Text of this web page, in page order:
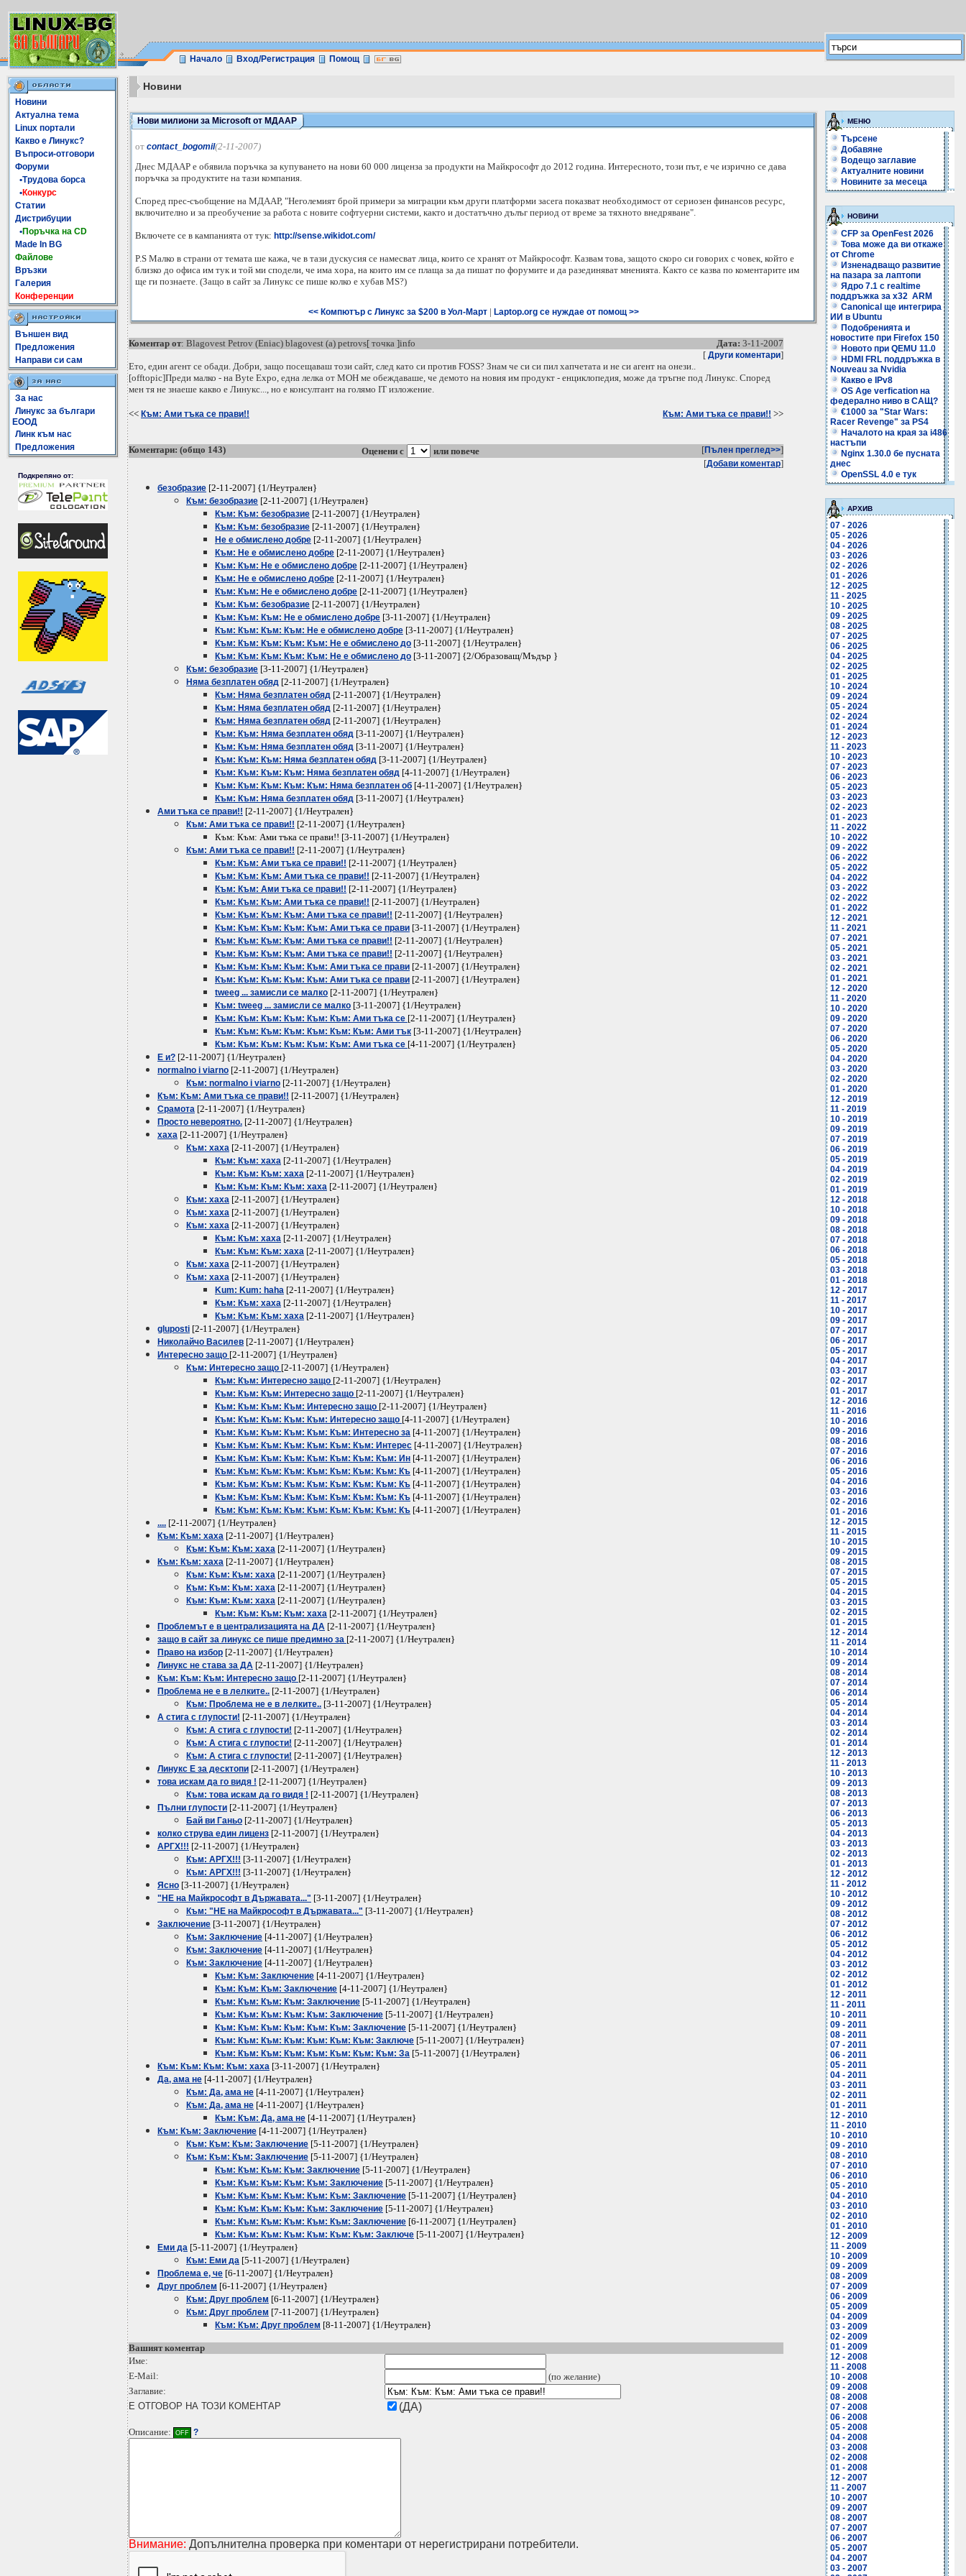
Начало Вход/Регистрация Помощ
Новини
Актуална тема
Linux портали
Какво е Линукс?
Въпроси-отговори
Форуми
•Трудова борса
•Конкурс
Статии
Дистрибуции
•Поръчка на CD
Made In BG
Файлове
Връзки
Галерия
Конференции
Външен вид
Предложения
Направи си сам
За нас
Линукс за българи
ЕООД
Линк към нас
Предложения
Подкрепяно от:
Новини
Нови милиони за Microsoft от МДААР
от contact_bogomil(2-11-2007)
Днес МДААР е обявила поръчка за купуването на нови 60 000 лиценза за продукти на Майкрософт до 2012 година. Интересното, този път, е че изрично се дава
поръчка за продуктите на тази компания.
Според прес-съобщение на МДААР, "Неголемият брой примери за миграции към други платформи засега показват необходимост от сериозен финансов ресурс,
включително и за преобучение за работа с новите софтуерни системи, както и достатъчно дълъг период от време за тяхното внедряване".
Включете се в кампанията от тук: http://sense.wikidot.com/
P.S Малко в страни от темата ше кажа, че в тази дускусия се намесват лица, които се хранят от Майкрософт. Казвам това, защото скоро си говорих с човек, който е
близко до офиса им тук и той ми сподели, че има хора, на които им се плаща за да пишат по форумите и да разединяват мненията. Както се казва по коментарите им
ще ги познаете. (Защо в сайт за Линукс се пише колко е хубав MS?)
<< Компютър с Линукс за $200 в Уол-Март| Laptop.org се нуждае от помощ >>
Коментар от: Blagovest Petrov (Eniac) blagovest (a) petrovs[ точка ]info Дата: 3-11-2007
[ Други коментари]
Ето, един агент се обади. Добри, защо посещаваш този сайт, след като си против FOSS? Знам че си си пил хапчетата и не си агент на онези..
[offtopic]Преди малко - на Byte Expo, една лелка от МОН ме обеждаваше, че демото на новия им продукт - енциклопедия, може да тръгне под Линукс. Според
мен тя не знаеше какво е Линукс..., но е консултант на голямо IT изложение.
<< Към: Ами тъка се прави!! Към: Ами тъка се прави!! >>
Коментари: (общо 143) Оценени с или повече [Пълен преглед>>]
[Добави коментар]
безобразие [2-11-2007] {1/Неутрален}
Към: безобразие [2-11-2007] {1/Неутрален}
Към: Към: безобразие [2-11-2007] {1/Неутрален}
Към: Към: безобразие [2-11-2007] {1/Неутрален}
Не е обмислено добре [2-11-2007] {1/Неутрален}
Към: Не е обмислено добре [2-11-2007] {1/Неутрален}
Към: Към: Не е обмислено добре [2-11-2007] {1/Неутрален}
Към: Не е обмислено добре [2-11-2007] {1/Неутрален}
Към: Към: Не е обмислено добре [2-11-2007] {1/Неутрален}
Към: Към: безобразие [2-11-2007] {1/Неутрален}
Към: Към: Към: Не е обмислено добре [3-11-2007] {1/Неутрален}
Към: Към: Към: Към: Не е обмислено добре [3-11-2007] {1/Неутрален}
Към: Към: Към: Към: Към: Не е обмислено до [3-11-2007] {1/Неутрален}
Към: Към: Към: Към: Към: Не е обмислено до [3-11-2007] {2/Образоващ/Мъдър }
Към: безобразие [3-11-2007] {1/Неутрален}
Няма безплатен обяд [2-11-2007] {1/Неутрален}
Към: Няма безплатен обяд [2-11-2007] {1/Неутрален}
Към: Няма безплатен обяд [2-11-2007] {1/Неутрален}
Към: Няма безплатен обяд [2-11-2007] {1/Неутрален}
Към: Към: Няма безплатен обяд [3-11-2007] {1/Неутрален}
Към: Към: Няма безплатен обяд [3-11-2007] {1/Неутрален}
Към: Към: Към: Няма безплатен обяд [3-11-2007] {1/Неутрален}
Към: Към: Към: Към: Няма безплатен обяд [4-11-2007] {1/Неутрален}
Към: Към: Към: Към: Към: Няма безплатен об [4-11-2007] {1/Неутрален}
Към: Към: Няма безплатен обяд [3-11-2007] {1/Неутрален}
Ами тъка се прави!! [2-11-2007] {1/Неутрален}
Към: Ами тъка се прави!! [2-11-2007] {1/Неутрален}
Към: Към: Ами тъка се прави!! [3-11-2007] {1/Неутрален}
Към: Ами тъка се прави!! [2-11-2007] {1/Неутрален}
Към: Към: Ами тъка се прави!! [2-11-2007] {1/Неутрален}
Към: Към: Към: Ами тъка се прави!! [2-11-2007] {1/Неутрален}
Към: Към: Ами тъка се прави!! [2-11-2007] {1/Неутрален}
Към: Към: Към: Ами тъка се прави!! [2-11-2007] {1/Неутрален}
Към: Към: Към: Към: Ами тъка се прави!! [2-11-2007] {1/Неутрален}
Към: Към: Към: Към: Към: Ами тъка се прави [3-11-2007] {1/Неутрален}
Към: Към: Към: Към: Ами тъка се прави!! [2-11-2007] {1/Неутрален}
Към: Към: Към: Към: Ами тъка се прави!! [2-11-2007] {1/Неутрален}
Към: Към: Към: Към: Към: Ами тъка се прави [2-11-2007] {1/Неутрален}
Към: Към: Към: Към: Към: Ами тъка се прави [2-11-2007] {1/Неутрален}
tweeg ... замисли се малко [2-11-2007] {1/Неутрален}
Към: tweeg ... замисли се малко [3-11-2007] {1/Неутрален}
Към: Към: Към: Към: Към: Към: Ами тъка се [2-11-2007] {1/Неутрален}
Към: Към: Към: Към: Към: Към: Към: Ами тък [3-11-2007] {1/Неутрален}
Към: Към: Към: Към: Към: Към: Ами тъка се [4-11-2007] {1/Неутрален}
Е и? [2-11-2007] {1/Неутрален}
normalno i viarno [2-11-2007] {1/Неутрален}
Към: normalno i viarno [2-11-2007] {1/Неутрален}
Към: Към: Ами тъка се прави!! [2-11-2007] {1/Неутрален}
Срамота [2-11-2007] {1/Неутрален}
Просто невероятно. [2-11-2007] {1/Неутрален}
хаха [2-11-2007] {1/Неутрален}
Към: хаха [2-11-2007] {1/Неутрален}
Към: Към: хаха [2-11-2007] {1/Неутрален}
Към: Към: Към: хаха [2-11-2007] {1/Неутрален}
Към: Към: Към: Към: хаха [2-11-2007] {1/Неутрален}
Към: хаха [2-11-2007] {1/Неутрален}
Към: хаха [2-11-2007] {1/Неутрален}
Към: хаха [2-11-2007] {1/Неутрален}
Към: Към: хаха [2-11-2007] {1/Неутрален}
Към: Към: Към: хаха [2-11-2007] {1/Неутрален}
Към: хаха [2-11-2007] {1/Неутрален}
Към: хаха [2-11-2007] {1/Неутрален}
Kum: Kum: haha [2-11-2007] {1/Неутрален}
Към: Към: хаха [2-11-2007] {1/Неутрален}
Към: Към: Към: хаха [2-11-2007] {1/Неутрален}
gluposti [2-11-2007] {1/Неутрален}
Николайчо Василев [2-11-2007] {1/Неутрален}
Интересно защо [2-11-2007] {1/Неутрален}
Към: Интересно защо [2-11-2007] {1/Неутрален}
Към: Към: Интересно защо [2-11-2007] {1/Неутрален}
Към: Към: Към: Интересно защо [2-11-2007] {1/Неутрален}
Към: Към: Към: Към: Интересно защо [2-11-2007] {1/Неутрален}
Към: Към: Към: Към: Към: Интересно защо [4-11-2007] {1/Неутрален}
Към: Към: Към: Към: Към: Към: Интересно за [4-11-2007] {1/Неутрален}
Към: Към: Към: Към: Към: Към: Към: Интерес [4-11-2007] {1/Неутрален}
Към: Към: Към: Към: Към: Към: Към: Към: Ин [4-11-2007] {1/Неутрален}
Към: Към: Към: Към: Към: Към: Към: Към: Къ [4-11-2007] {1/Неутрален}
Към: Към: Към: Към: Към: Към: Към: Към: Къ [4-11-2007] {1/Неутрален}
Към: Към: Към: Към: Към: Към: Към: Към: Къ [4-11-2007] {1/Неутрален}
Към: Към: Към: Към: Към: Към: Към: Към: Къ [4-11-2007] {1/Неутрален}
.... [2-11-2007] {1/Неутрален}
Към: Към: хаха [2-11-2007] {1/Неутрален}
Към: Към: Към: хаха [2-11-2007] {1/Неутрален}
Към: Към: хаха [2-11-2007] {1/Неутрален}
Към: Към: Към: хаха [2-11-2007] {1/Неутрален}
Към: Към: Към: хаха [2-11-2007] {1/Неутрален}
Към: Към: Към: хаха [2-11-2007] {1/Неутрален}
Към: Към: Към: Към: хаха [2-11-2007] {1/Неутрален}
Проблемът е в централизацията на ДА [2-11-2007] {1/Неутрален}
защо в сайт за линукс се пише предимно за [2-11-2007] {1/Неутрален}
Право на избор [2-11-2007] {1/Неутрален}
Линукс не става за ДА [2-11-2007] {1/Неутрален}
Към: Към: Към: Интересно защо [2-11-2007] {1/Неутрален}
Проблема не е в лелките.. [2-11-2007] {1/Неутрален}
Към: Проблема не е в лелките.. [3-11-2007] {1/Неутрален}
А стига с глупости! [2-11-2007] {1/Неутрален}
Към: А стига с глупости! [2-11-2007] {1/Неутрален}
Към: А стига с глупости! [2-11-2007] {1/Неутрален}
Към: А стига с глупости! [2-11-2007] {1/Неутрален}
Линукс Е за десктопи [2-11-2007] {1/Неутрален}
това искам да го видя ! [2-11-2007] {1/Неутрален}
Към: това искам да го видя ! [2-11-2007] {1/Неутрален}
Пълни глупости [2-11-2007] {1/Неутрален}
Бай ви Ганьо [2-11-2007] {1/Неутрален}
колко струва един лиценз [2-11-2007] {1/Неутрален}
АРГХ!!! [2-11-2007] {1/Неутрален}
Към: АРГХ!!! [3-11-2007] {1/Неутрален}
Към: АРГХ!!! [3-11-2007] {1/Неутрален}
Ясно [3-11-2007] {1/Неутрален}
"НЕ на Майкрософт в Държавата..." [3-11-2007] {1/Неутрален}
Към: "НЕ на Майкрософт в Държавата..." [3-11-2007] {1/Неутрален}
Заключение [3-11-2007] {1/Неутрален}
Към: Заключение [4-11-2007] {1/Неутрален}
Към: Заключение [4-11-2007] {1/Неутрален}
Към: Заключение [4-11-2007] {1/Неутрален}
Към: Към: Заключение [4-11-2007] {1/Неутрален}
Към: Към: Към: Заключение [4-11-2007] {1/Неутрален}
Към: Към: Към: Към: Заключение [5-11-2007] {1/Неутрален}
Към: Към: Към: Към: Към: Заключение [5-11-2007] {1/Неутрален}
Към: Към: Към: Към: Към: Към: Заключение [5-11-2007] {1/Неутрален}
Към: Към: Към: Към: Към: Към: Към: Заключе [5-11-2007] {1/Неутрален}
Към: Към: Към: Към: Към: Към: Към: Към: За [5-11-2007] {1/Неутрален}
Към: Към: Към: Към: хаха [3-11-2007] {1/Неутрален}
Да, ама не [4-11-2007] {1/Неутрален}
Към: Да, ама не [4-11-2007] {1/Неутрален}
Към: Да, ама не [4-11-2007] {1/Неутрален}
Към: Към: Да, ама не [4-11-2007] {1/Неутрален}
Към: Към: Заключение [4-11-2007] {1/Неутрален}
Към: Към: Към: Заключение [5-11-2007] {1/Неутрален}
Към: Към: Към: Заключение [5-11-2007] {1/Неутрален}
Към: Към: Към: Към: Заключение [5-11-2007] {1/Неутрален}
Към: Към: Към: Към: Към: Заключение [5-11-2007] {1/Неутрален}
Към: Към: Към: Към: Към: Към: Заключение [5-11-2007] {1/Неутрален}
Към: Към: Към: Към: Към: Заключение [5-11-2007] {1/Неутрален}
Към: Към: Към: Към: Към: Към: Заключение [6-11-2007] {1/Неутрален}
Към: Към: Към: Към: Към: Към: Към: Заключе [5-11-2007] {1/Неутрален}
Еми да [5-11-2007] {1/Неутрален}
Към: Еми да [5-11-2007] {1/Неутрален}
Проблема е, че [6-11-2007] {1/Неутрален}
Друг проблем [6-11-2007] {1/Неутрален}
Към: Друг проблем [6-11-2007] {1/Неутрален}
Към: Друг проблем [7-11-2007] {1/Неутрален}
Към: Към: Друг проблем [8-11-2007] {1/Неутрален}
Вашият коментар
Име:
E-Mail:
(по желание)
Заглавие:
Е ОТГОВОР НА ТОЗИ КОМЕНТАР
(ДА)
Описание: OFF ?
Внимание: Допълнителна проверка при коментари от нерегистрирани потребители.
МЕНЮ
Търсене
Добавяне
Водещо заглавие
Актуалните новини
Новините за месеца
НОВИНИ
CFP за OpenFest 2026
Това може да ви откаже
от Chrome
Изненадващо развитие
на пазара за лаптопи
Ядро 7.1 с realtime
поддръжка за x32 ARM
Canonical ще интегрира
ИИ в Ubuntu
Подобренията и
новостите при Firefox 150
Новото при QEMU 11.0
HDMI FRL поддръжка в
Nouveau за Nvidia
Какво е IPv8
OS Age verfication на
федерално ниво в САЩ?
€1000 за "Star Wars:
Racer Revenge" за PS4
Началото на края за i486
настъпи
Nginx 1.30.0 бе пусната
днес
OpenSSL 4.0 е тук
АРХИВ
07 - 2026
05 - 2026
04 - 2026
03 - 2026
02 - 2026
01 - 2026
12 - 2025
11 - 2025
10 - 2025
09 - 2025
08 - 2025
07 - 2025
06 - 2025
04 - 2025
02 - 2025
01 - 2025
10 - 2024
09 - 2024
05 - 2024
02 - 2024
01 - 2024
12 - 2023
11 - 2023
10 - 2023
07 - 2023
06 - 2023
05 - 2023
03 - 2023
02 - 2023
01 - 2023
11 - 2022
10 - 2022
09 - 2022
06 - 2022
05 - 2022
04 - 2022
03 - 2022
02 - 2022
01 - 2022
12 - 2021
11 - 2021
07 - 2021
05 - 2021
03 - 2021
02 - 2021
01 - 2021
12 - 2020
11 - 2020
10 - 2020
09 - 2020
07 - 2020
06 - 2020
05 - 2020
04 - 2020
03 - 2020
02 - 2020
01 - 2020
12 - 2019
11 - 2019
10 - 2019
09 - 2019
07 - 2019
06 - 2019
05 - 2019
04 - 2019
02 - 2019
01 - 2019
12 - 2018
10 - 2018
09 - 2018
08 - 2018
07 - 2018
06 - 2018
05 - 2018
03 - 2018
01 - 2018
12 - 2017
11 - 2017
10 - 2017
09 - 2017
07 - 2017
06 - 2017
05 - 2017
04 - 2017
03 - 2017
02 - 2017
01 - 2017
12 - 2016
11 - 2016
10 - 2016
09 - 2016
08 - 2016
07 - 2016
06 - 2016
05 - 2016
04 - 2016
03 - 2016
02 - 2016
01 - 2016
12 - 2015
11 - 2015
10 - 2015
09 - 2015
08 - 2015
07 - 2015
05 - 2015
04 - 2015
03 - 2015
02 - 2015
01 - 2015
12 - 2014
11 - 2014
10 - 2014
09 - 2014
08 - 2014
07 - 2014
06 - 2014
05 - 2014
04 - 2014
03 - 2014
02 - 2014
01 - 2014
12 - 2013
11 - 2013
10 - 2013
09 - 2013
08 - 2013
07 - 2013
06 - 2013
05 - 2013
04 - 2013
03 - 2013
02 - 2013
01 - 2013
12 - 2012
11 - 2012
10 - 2012
09 - 2012
08 - 2012
07 - 2012
06 - 2012
05 - 2012
04 - 2012
03 - 2012
02 - 2012
01 - 2012
12 - 2011
11 - 2011
10 - 2011
09 - 2011
08 - 2011
07 - 2011
06 - 2011
05 - 2011
04 - 2011
03 - 2011
02 - 2011
01 - 2011
12 - 2010
11 - 2010
10 - 2010
09 - 2010
08 - 2010
07 - 2010
06 - 2010
05 - 2010
04 - 2010
03 - 2010
02 - 2010
01 - 2010
12 - 2009
11 - 2009
10 - 2009
09 - 2009
08 - 2009
07 - 2009
06 - 2009
05 - 2009
04 - 2009
03 - 2009
02 - 2009
01 - 2009
12 - 2008
11 - 2008
10 - 2008
09 - 2008
08 - 2008
07 - 2008
06 - 2008
05 - 2008
04 - 2008
03 - 2008
02 - 2008
01 - 2008
12 - 2007
11 - 2007
10 - 2007
09 - 2007
08 - 2007
07 - 2007
06 - 2007
05 - 2007
04 - 2007
03 - 2007